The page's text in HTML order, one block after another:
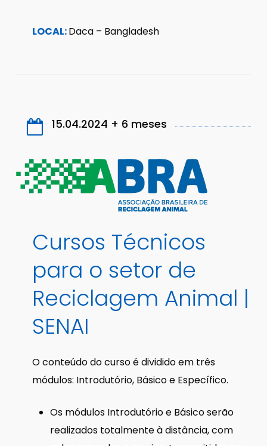
LOCAL:Daca – Bangladesh
15.04.2024 + 6 meses
Cursos Técnicos
para o setor de
Reciclagem Animal |
SENAI
O conteúdo do curso é dividido em três
módulos: Introdutório, Básico e Específico.
Os módulos Introdutório e Básico serão
realizados totalmente à distância, com